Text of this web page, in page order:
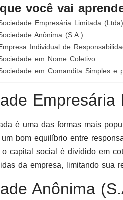
você vai
Empresária Limitada
Anônima (S.A.):
Individual de
em Nome Coletivo:
em Comandita Simples e
Empresária
é uma das formas mais
bom equilíbrio entre
capital social é dividido em
da empresa, limitando sua
Anônima